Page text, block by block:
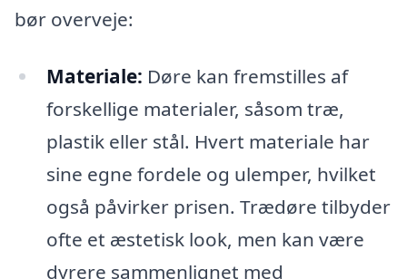
bør overveje:
Materiale: Døre kan fremstilles af
forskellige materialer, såsom træ,
plastik eller stål. Hvert materiale har
sine egne fordele og ulemper, hvilket
også påvirker prisen. Trædøre tilbyder
ofte et æstetisk look, men kan være
dyrere sammenlignet med